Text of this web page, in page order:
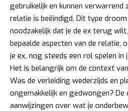
gebruikelijk en kunnen verwarrend
relatie is beëindigd. Dit type
noodzakelijk dat je de ex terug
bepaalde aspecten van de relatie,
je ex, nog steeds een rol spelen in
Het is belangrijk om de context
Was de verleiding wederzijds en
ongemakkelijk en gedwongen? De
aanwijzingen over wat je